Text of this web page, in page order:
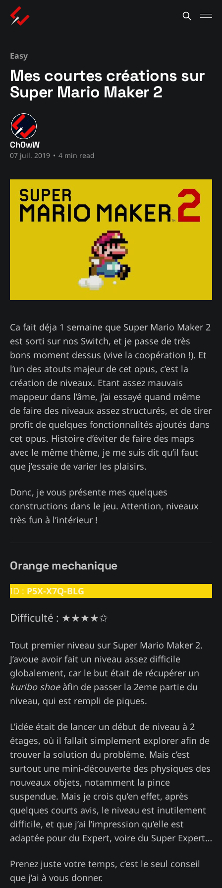
Easy
Mes courtes créations sur
Super Mario Maker 2
Ch0wW
07 juil. 2019 • 4 min read
Ca fait déja 1 semaine que Super Mario Maker 2
est sorti sur nos Switch, et je passe de très
bons moment dessus (vive la coopération !). Et
l’un des atouts majeur de cet opus, c’est la
création de niveaux. Etant assez mauvais
mappeur dans l’âme, j’ai essayé quand même
de faire des niveaux assez structurés, et de tirer
profit de quelques fonctionnalités ajoutés dans
cet opus. Histoire d’éviter de faire des maps
avec le même thème, je me suis dit qu’il faut
que j’essaie de varier les plaisirs.
Donc, je vous présente mes quelques
constructions dans le jeu. Attention, niveaux
très fun à l’intérieur !
Orange mechanique
ID : P5X-X7Q-BLG
Difficulté : ★★★★✩
Tout premier niveau sur Super Mario Maker 2.
J’avoue avoir fait un niveau assez difficile
globalement, car le but était de récupérer un
kuribo shoeàfin de passer la 2eme partie du
niveau, qui est rempli de piques.
L’idée était de lancer un début de niveau à 2
étages, où il fallait simplement explorer afin de
trouver la solution du problème. Mais c’est
surtout une mini-découverte des physiques des
nouveaux objets, notamment la pince
suspendue. Mais je crois qu’en effet, après
quelques courts avis, le niveau est inutilement
difficile, et que j’ai l’impression qu’elle est
adaptée pour du Expert, voire du Super Expert…
Prenez juste votre temps, c’est le seul conseil
que j’ai à vous donner.